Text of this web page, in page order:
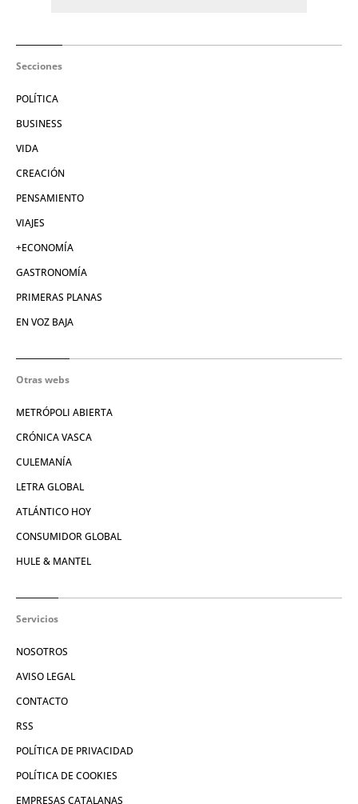
Secciones
POLÍTICA
BUSINESS
VIDA
CREACIÓN
PENSAMIENTO
VIAJES
+ECONOMÍA
GASTRONOMÍA
PRIMERAS PLANAS
EN VOZ BAJA
Otras webs
METRÓPOLI ABIERTA
CRÓNICA VASCA
CULEMANÍA
LETRA GLOBAL
ATLÁNTICO HOY
CONSUMIDOR GLOBAL
HULE & MANTEL
Servicios
NOSOTROS
AVISO LEGAL
CONTACTO
RSS
POLÍTICA DE PRIVACIDAD
POLÍTICA DE COOKIES
EMPRESAS CATALANAS